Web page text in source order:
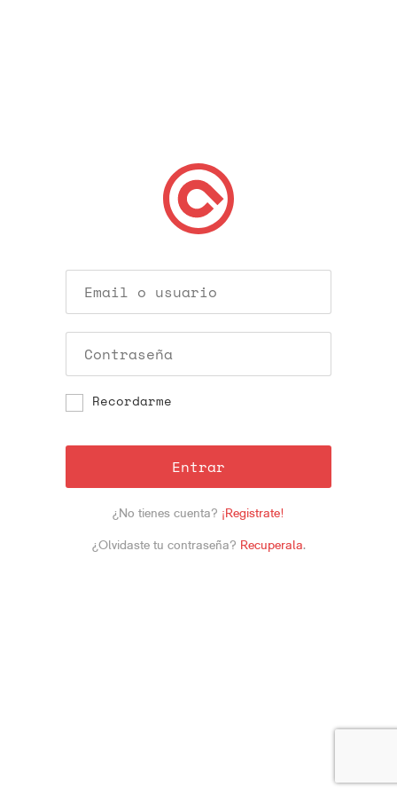
Recordarme
Entrar
¿No tienes cuenta? ¡Registrate!
¿Olvidaste tu contraseña? Recuperala.